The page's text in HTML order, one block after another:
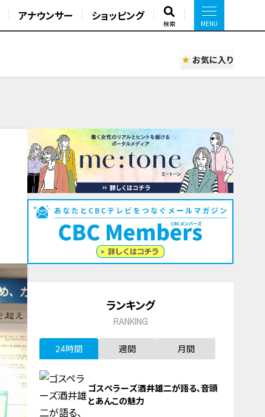
アナウンサー ショッピング
検索
お気に入り
ランキング
RANKING
24時間 週間 月間
ゴスペラーズ酒井雄二が語る、音頭
とあんこの魅力